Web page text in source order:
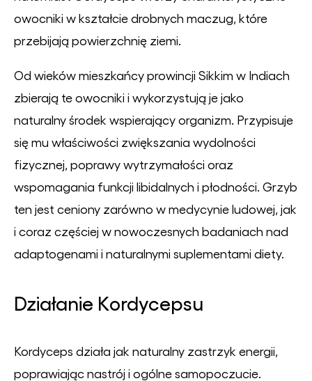
owocniki w kształcie drobnych maczug, które
przebijają powierzchnię ziemi.
Od wieków mieszkańcy prowincji Sikkim w Indiach
zbierają te owocniki i wykorzystują je jako
naturalny środek wspierający organizm. Przypisuje
się mu właściwości zwiększania wydolności
fizycznej, poprawy wytrzymałości oraz
wspomagania funkcji libidalnych i płodności. Grzyb
ten jest ceniony zarówno w medycynie ludowej, jak
i coraz częściej w nowoczesnych badaniach nad
adaptogenami i naturalnymi suplementami diety.
Działanie Kordycepsu
Kordyceps działa jak naturalny zastrzyk energii,
poprawiając nastrój i ogólne samopoczucie.